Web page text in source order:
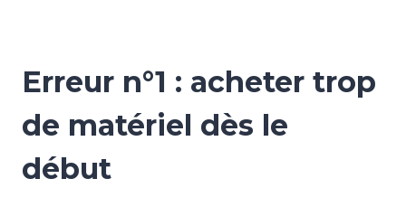
Erreur n°1 : acheter trop
de matériel dès le
début